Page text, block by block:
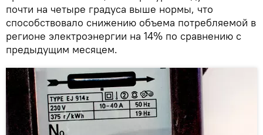
почти на четыре градуса выше нормы, что
способствовало снижению объема потребляемой в
регионе электроэнергии на 14% по сравнению с
предыдущим месяцем.